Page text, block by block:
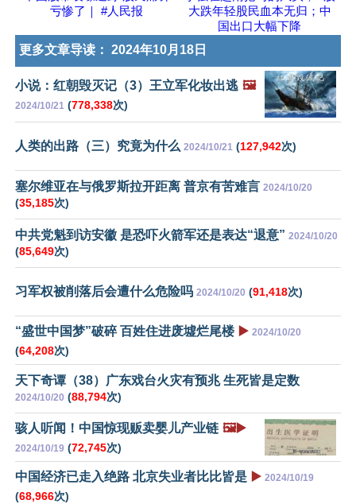
亏惨了｜ #人民报
大跌年轻股民血本无归；中
国出口大幅下降
更多文章导读： 2024年10月18日
小说：红朝毁灭记（3）王立军化妆出逃 🖼️
2024/10/21 (778,338次)
人类的出路（三）究竟为什么 2024/10/21 (127,942次)
塞尔维亚在与俄罗斯拉开距离 普京有苦难言 2024/10/20
(35,185次)
中共党魁到访安徽 是恐吓火箭军还是表达“退意” 2024/10/20
(85,649次)
习军权被削落后会遭什么危险吗 2024/10/20 (91,418次)
“盛世中国梦”破碎 百姓住进废墟烂尾楼 ▶️ 2024/10/20
(64,208次)
天下奇谭（38）广东戏台火灾有预兆 生死皆是定数
2024/10/20 (88,794次)
骇人听闻！中国惊现贩卖婴儿产业链 🖼️▶️
2024/10/19 (72,745次)
中国经济已走入绝路 北京失业者比比皆是 ▶️ 2024/10/19
(68,966次)